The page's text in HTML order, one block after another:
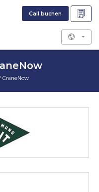
Call buchen
CraneNow